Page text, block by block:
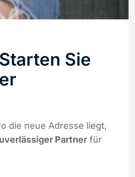
Sie
die neue Adresse liegt,
Partner für